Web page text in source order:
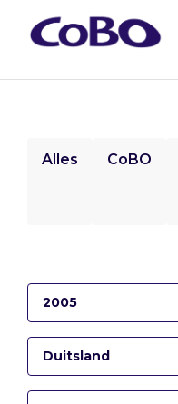
Alles CoBO
2005
Duitsland